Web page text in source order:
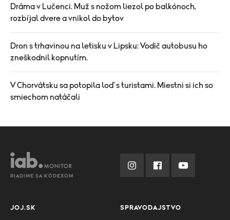
Dráma v Lučenci. Muž s nožom liezol po balkónoch,
rozbíjal dvere a vnikol do bytov
Dron s trhavinou na letisku v Lipsku: Vodič autobusu ho
zneškodnil kopnutím.
V Chorvátsku sa potopila loď s turistami. Miestni si ich so
smiechom natáčali
RIADIME SA KÓDEXOM
JOJ.SK SPRAVODAJSTVO